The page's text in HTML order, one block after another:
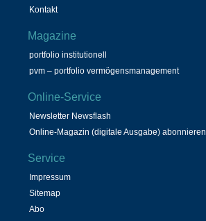
Kontakt
Magazine
portfolio institutionell
pvm – portfolio vermögensmanagement
Online-Service
Newsletter Newsflash
Online-Magazin (digitale Ausgabe) abonnieren
Service
Impressum
Sitemap
Abo